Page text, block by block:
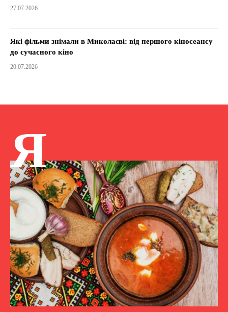
27.07.2026
Які фільми знімали в Миколаєві: від першого кіносеансу
до сучасного кіно
20.07.2026
Я